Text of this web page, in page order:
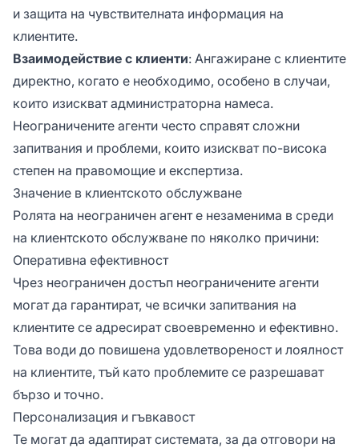
и защита на чувствителната информация на
клиентите.
Взаимодействие с клиенти: Ангажиране с клиентите
директно, когато е необходимо, особено в случаи,
които изискват администраторна намеса.
Неограничените агенти често справят сложни
запитвания и проблеми, които изискват по-висока
степен на правомощие и експертиза.
Значение в клиентското обслужване
Ролята на неограничен агент е незаменима в среди
на клиентското обслужване по няколко причини:
Оперативна ефективност
Чрез неограничен достъп неограничените агенти
могат да гарантират, че всички запитвания на
клиентите се адресират своевременно и ефективно.
Това води до повишена удовлетвореност и лоялност
на клиентите, тъй като проблемите се разрешават
бързо и точно.
Персонализация и гъвкавост
Те могат да адаптират системата, за да отговори на